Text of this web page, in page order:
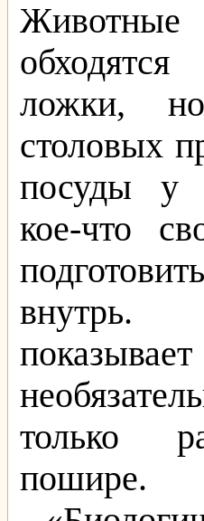
ложки,
столовых
посуды у
кое-что
только